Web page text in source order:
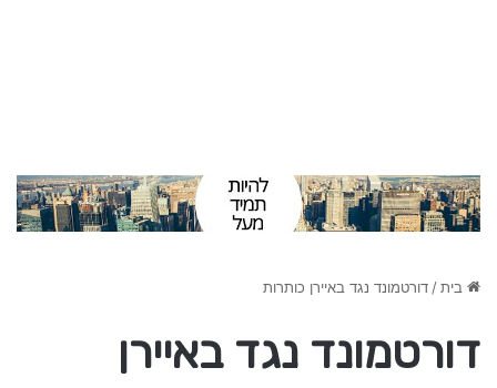
בית/דורטמונד נגד באיירן כותרות
דורטמונד נגד באיירן